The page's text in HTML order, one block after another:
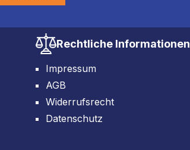
Rechtliche Informationen
Impressum
AGB
Widerrufsrecht
Datenschutz